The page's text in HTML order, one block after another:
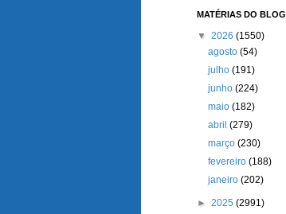
MATÉRIAS DO BLOG
▼ 2026 (1550)
agosto(54)
julho(191)
junho(224)
maio(182)
abril(279)
março(230)
fevereiro(188)
janeiro(202)
► 2025 (2991)